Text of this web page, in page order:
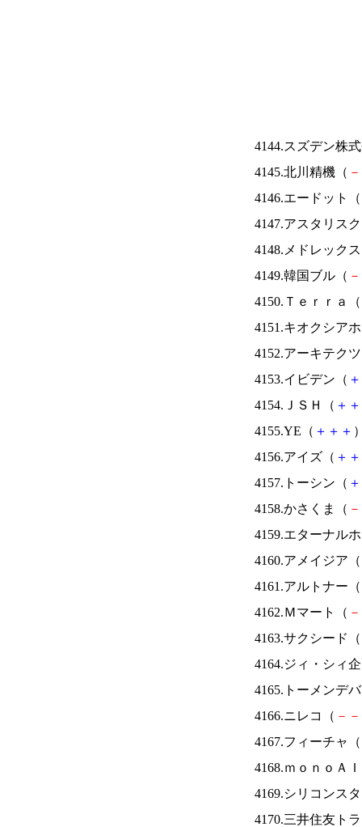
4144.スズデン株
4145.北川精機（ －
4146.エードット（
4147.アスタリス
4148.メドレック
4149.韓国ブル（ －
4150.Ｔｅｒｒａ（
4151.キオクシア
4152.アーキテク
4153.イビデン（ ＋
4154.ＪＳＨ（ ＋ ＋
4155.YE（ ＋ ＋ ＋
4156.アイズ（ ＋ ＋
4157.トーシン（ ＋
4158.かさくま（ －
4159.エターナル
4160.アメイジア（
4161.アルトナー（
4162.Ｍマート（ －
4163.サクシード（
4164.ジィ・シィ
4165.トーメンデ
4166.ニレコ（ － －
4167.フィーチャ（
4168.ｍｏｎｏＡ
4169.シリコンス
4170.三井住友ト